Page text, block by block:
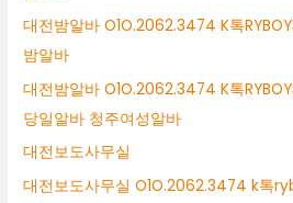
대전밤알바 O1O.2062.3474 K톡
밤알바
대전밤알바 O1O.2062.3474 K톡
당일알바 청주여성알바
대전보도사무실
대전보도사무실 O1O.2062.3474 k톡